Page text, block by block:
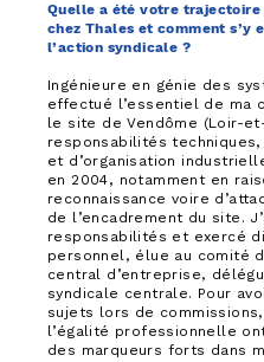
Quelle a été votre
chez Thales et comment s’y
l’action syndicale ?
Ingénieure en génie des
effectué l’essentiel de ma
le site de Vendôme (Loir-
responsabilités techniques,
et d’organisation
en 2004, notamment en
reconnaissance voire
de l’encadrement du site.
responsabilités et exercé
personnel, élue au comité
central d’entreprise,
syndicale centrale. Pour
sujets lors de
l’égalité professionnelle
des marqueurs forts dans